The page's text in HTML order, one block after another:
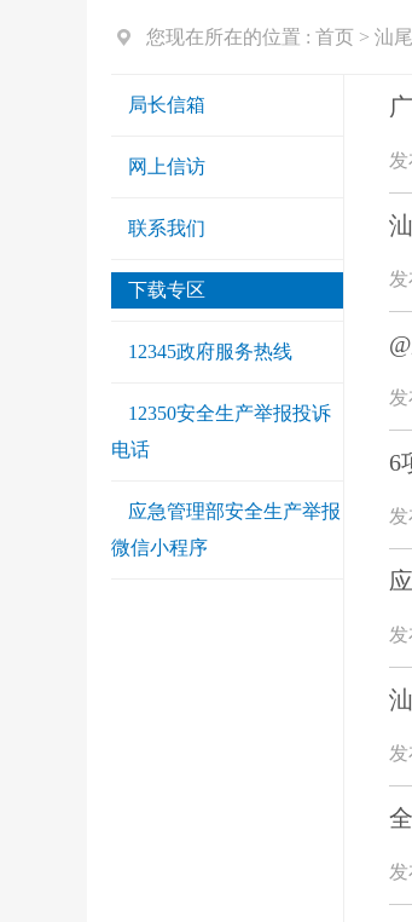
您现在所在的位置 : 首页 > 汕
局长信箱
网上信访
联系我们
下载专区
12345政府服务热线
12350安全生产举报投诉
电话
应急管理部安全生产举报
微信小程序
发
发
发
6
发
发
发
发